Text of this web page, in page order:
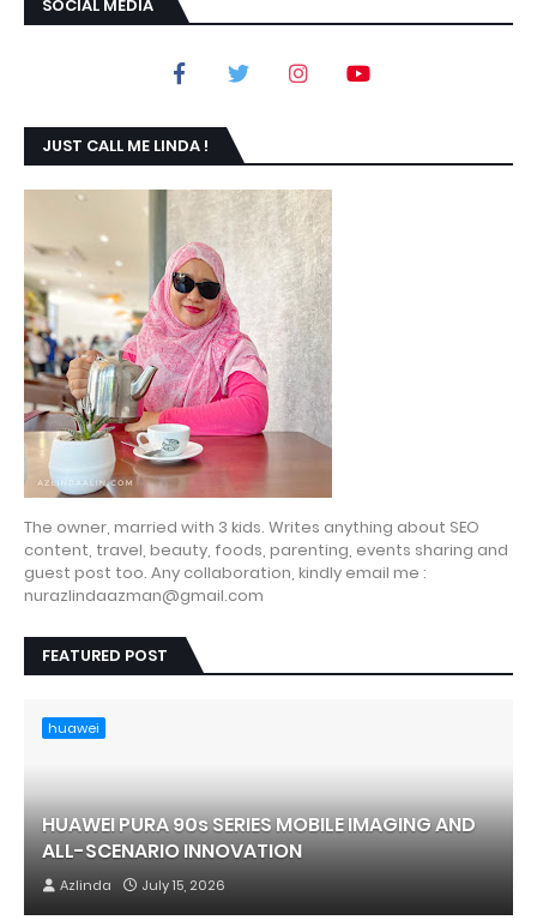
SOCIAL MEDIA
JUST CALL ME LINDA !
The owner, married with 3 kids. Writes anything about SEO
content, travel, beauty, foods, parenting, events sharing and
guest post too. Any collaboration, kindly email me :
nurazlindaazman@gmail.com
FEATURED POST
huawei
HUAWEI PURA 90s SERIES MOBILE IMAGING AND
ALL-SCENARIO INNOVATION
Azlinda July 15, 2026